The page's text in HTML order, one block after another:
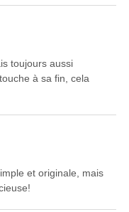
toujours aussi
à sa fin, cela
et originale, mais